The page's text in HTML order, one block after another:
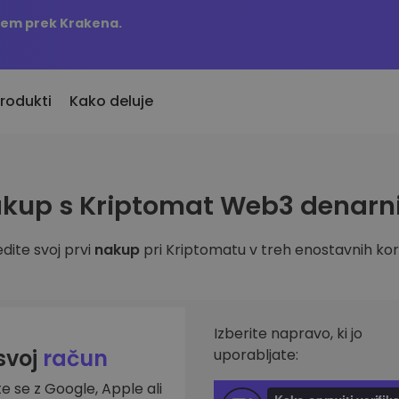
prek Krakena.
dodani
dodane kriptovalute
bi kupil 100 EUR…
KriptoEarn
Zaslužite nagrade s svojim
Trezor
Redno načrtovane naložbe (DCA)
Opozorila o
Ažurne
Raziščite
Pametni
učinkovitost
Kako deluje
s Kriptomat Web3
svoj prvi nakuppri Kriptomatu v treh enostavnih
račun
se z Google, Apple ali
Izberite napravo, ki jo
uporabljate: